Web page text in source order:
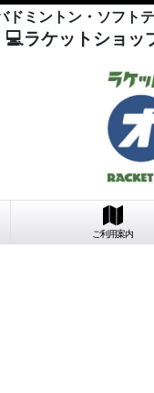
ドミントン・ソフト
💻ラケットショッ
ご利用案内